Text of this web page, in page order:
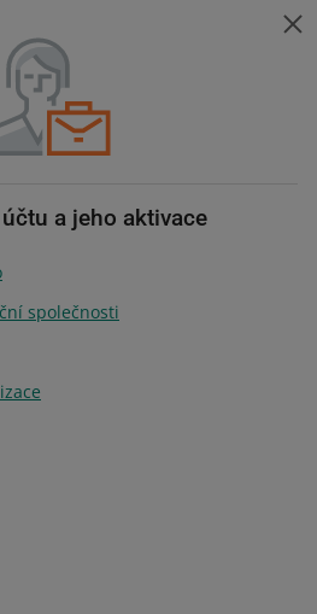
prodejce ZMIEŃ
Obsah
a jeho aktivace
společnosti